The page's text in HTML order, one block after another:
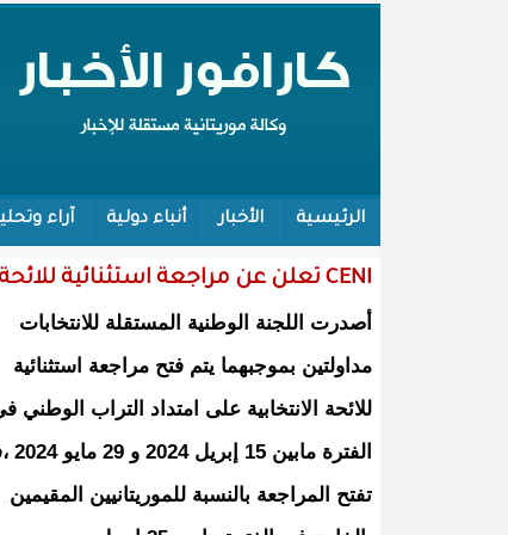
الرئيسية الأخبار أنباء دولية آراء
CENI تعلن عن مراجعة استثنائية للائحة الانتخابية
أصدرت اللجنة الوطنية المستقلة للانتخابات
مداولتين بموجبهما يتم فتح مراجعة استثنائية
للائحة الانتخابية على امتداد التراب الوطني
تفتح المراجعة بالنسبة للموريتانيين المقيمين